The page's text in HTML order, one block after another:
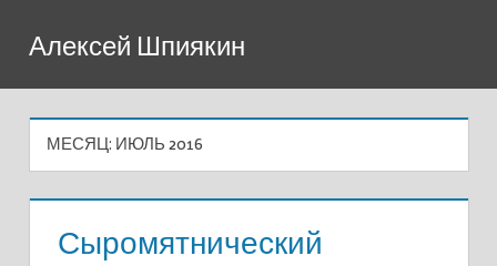
Алексей Шпиякин
МЕСЯЦ: ИЮЛЬ 2016
Сыромятнический